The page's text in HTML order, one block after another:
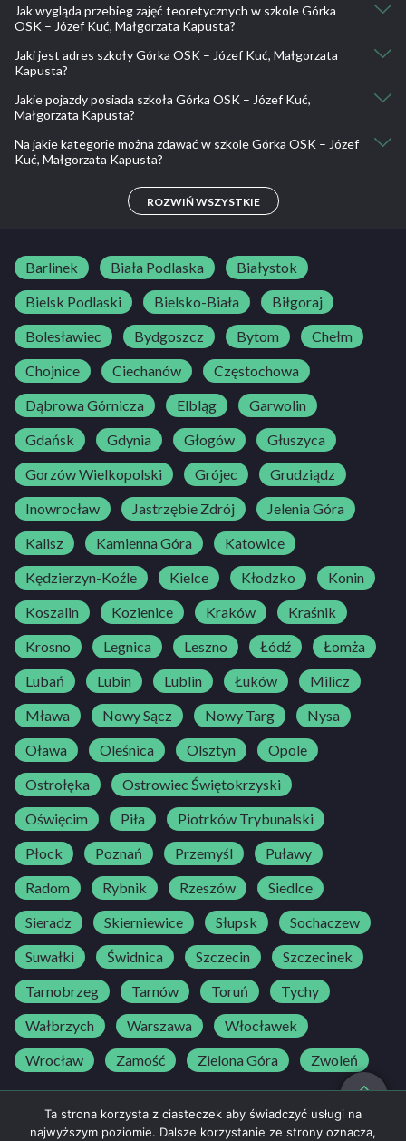
Kurs kat. D z kat. B: 4800
Kurs kat. T: 1400
Dodatkowa godzina jazdy - kat. B+E: 70
Dodatkowa godzina jazdy - kat. C, C+E, D: 110
32 753 59 77, 691 776 594
Jak wygląda przebieg zajęć teoretycznych w szkole Górka
OSK – Józef Kuć, Małgorzata Kapusta?
Terminy badań prosimy ustalać telefonicznie: 691-776-594 oraz
32-75-35-977.
Jaki jest adres szkoły Górka OSK – Józef Kuć, Małgorzata
Kapusta?
Lipcowa 52, 32-530 Trzebinia, Polska
Jakie pojazdy posiada szkoła Górka OSK – Józef Kuć,
Małgorzata Kapusta?
Suzuki GN125, Yamaha MT 07, Hyundai i20, MAN 12.240, Opel
Zafira
Na jakie kategorie można zdawać w szkole Górka OSK – Józef
Kuć, Małgorzata Kapusta?
A, A1, A2, B, B+E, C, C+E, D, T
ROZWIŃ WSZYSTKIE
Barlinek Biała Podlaska
Białystok
Bielsk Podlaski
Bielsko-Biała
Biłgoraj
Bolesławiec
Bydgoszcz Bytom
Chełm
Chojnice
Ciechanów
Częstochowa
Dąbrowa Górnicza
Elbląg
Garwolin
Gdańsk
Gdynia Głogów
Głuszyca
Gorzów Wielkopolski
Grójec
Grudziądz
Inowrocław
Jastrzębie Zdrój
Jelenia Góra
Kalisz
Kamienna Góra
Katowice
Kędzierzyn-Koźle
Kielce Kłodzko
Konin
Koszalin
Kozienice Kraków
Kraśnik
Krosno
Legnica Leszno Łódź
Łomża
Lubań
Lubin Lublin Łuków
Milicz
Mława
Nowy Sącz Nowy Targ
Nysa
Oława
Oleśnica Olsztyn
Opole
Ostrołęka
Ostrowiec Świętokrzyski
Oświęcim
Piła
Piotrków Trybunalski
Płock
Poznań Przemyśl
Puławy
Radom
Rybnik Rzeszów
Siedlce
Sieradz
Skierniewice Słupsk
Sochaczew
Suwałki
Świdnica Szczecin
Szczecinek
Tarnobrzeg
Tarnów Toruń
Tychy
Wałbrzych
Warszawa
Włocławek
Wrocław
Zamość Zielona Góra Zwoleń
Ta strona korzysta z ciasteczek aby świadczyć usługi na
najwyższym poziomie. Dalsze korzystanie ze strony oznacza,